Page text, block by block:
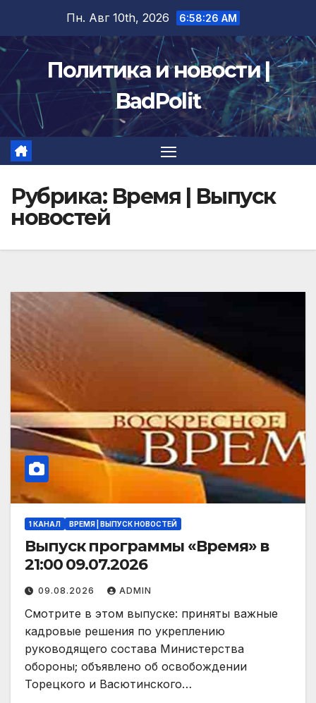
содержимому
Пн. Авг 10th, 2026 6:58:28 AM
Политика и новости |
BadPolit
Рубрика: Время | Выпуск
новостей
1 КАНАЛ ВРЕМЯ | ВЫПУСК НОВОСТЕЙ
Выпуск программы «Время» в
21:00 09.07.2026
09.08.2026 ADMIN
Смотрите в этом выпуске: приняты важные
кадровые решения по укреплению
руководящего состава Министерства
обороны; объявлено об освобождении
Торецкого и Васютинского…